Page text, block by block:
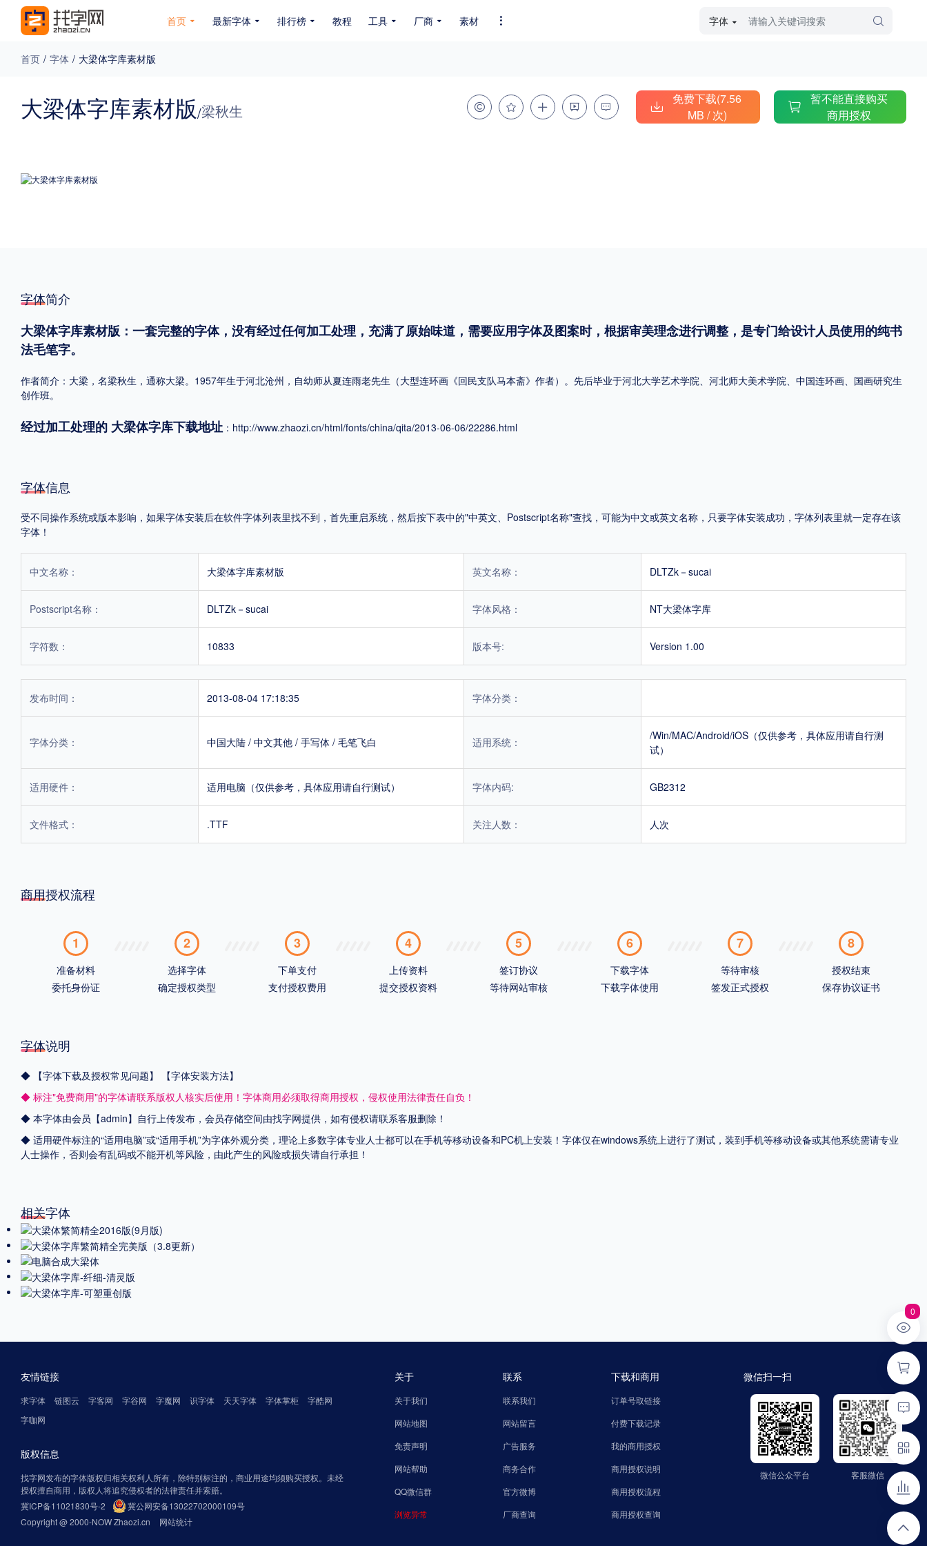
首页 最新字体
免费下载 收费下载 免费商用 无下载 GB18030 BIG5 SHIFT-JIS 硬笔手写 毛笔飞白 粉笔勾绘 个性书体
格式 平台 地区
排行榜 教程 工具 厂商 素材 字体
首页 / 字体 / 大梁体字库素材版
大梁体字库素材版/梁秋生
免费下载(7.56
MB /次)
暂不能直接购买
商用授权
字体简介
大梁体字库素材版：一套完整的字体，没有经过任何加工处理，充满了原始味道，需要应用字体及图案时，根据审美理念进行调整，是专门给设计人员使用的纯书
法毛笔字。
作者简介：大梁，名梁秋生，通称大梁。1957年生于河北沧州，自幼师从夏连雨老先生（大型连环画《回民支队马本斋》作者）。先后毕业于河北大学艺术学院、河北师大美术学院、中国连环画、国画研究生
创作班。
经过加工处理的 大梁体字库下载地址 ： http://www.zhaozi.cn/html/fonts/china/qita/2013-06-06/22286.html
字体信息
受不同操作系统或版本影响，如果字体安装后在软件字体列表里找不到，首先重启系统，然后按下表中的"中英文、Postscript名称"查找，可能为中文或英文名称，只要字体安装成功，字体列表里就一定存在该
字体！
中文名称： 大梁体字库素材版 英文名称： DLTZk－sucai
Postscript名称： DLTZk－sucai 字体风格： NT大梁体字库
字符数： 10833 版本号: Version 1.00
发布时间： 2013-08-04 17:18:35 字体分类：
字体分类： 中国大陆 / 中文其他 / 手写体 / 毛笔飞白 适用系统：
/Win/MAC/Android/iOS（仅供参考，具体应用请自行测
试）
适用硬件： 适用电脑（仅供参考，具体应用请自行测试） 字体内码: GB2312
文件格式： .TTF 关注人数： 人次
商用授权流程
1
准备材料
委托身份证
2
选择字体
确定授权类型
3
下单支付
支付授权费用
4
上传资料
提交授权资料
5
签订协议
等待网站审核
6
下载字体
下载字体使用
7
等待审核
签发正式授权
8
授权结束
保存协议证书
字体说明
◆ 【字体下载及授权常见问题】
【字体安装方法】
◆ 标注"免费商用"的字体请联系版权人核实后使用！字体商用必须取得商用授权，侵权使用法律责任自负！
◆ 本字体由会员【admin】自行上传发布，会员存储空间由找字网提供，如有侵权请联系客服删除！
◆ 适用硬件标注的“适用电脑”或“适用手机”为字体外观分类，理论上多数字体专业人士都可以在手机等移动设备和PC机上安装！字体仅在windows系统上进行了测试，装到手机等移动设备或其他系统需请专业
人士操作，否则会有乱码或不能开机等风险，由此产生的风险或损失请自行承担！
相关字体
友情链接
求字体 链图云 字客网 字谷网 字魔网 识字体 天天字体 字体掌柜
字酷网
字咖网
版权信息
找字网发布的字体版权归相关权利人所有，除特别标注的，商业用途均须购买授权。未经
授权擅自商用，版权人将追究侵权者的法律责任并索赔。
冀ICP备11021830号-2
冀公网安备13022702000109号
Copyright @ 2000-NOW Zhaozi.cn
网站统计
关于
关于我们
网站地图
免责声明
网站帮助
QQ微信群
浏览异常
联系
联系我们
网站留言
广告服务
商务合作
官方微博
厂商查询
下载和商用
订单号取链接
付费下载记录
我的商用授权
商用授权说明
商用授权流程
商用授权查询
微信扫一扫
微信公众平台 客服微信
0
微信公众平台
公众号：zhaozinet
客服微信
微信号：FindText